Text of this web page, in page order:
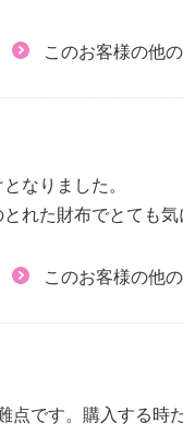
このお客様の他
なりました。
れた財布でとても気
このお客様の他
点です。購入する時